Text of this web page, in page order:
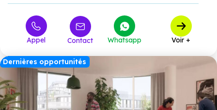
Appel Contact Whatsapp Voir +
Dernières opportunités